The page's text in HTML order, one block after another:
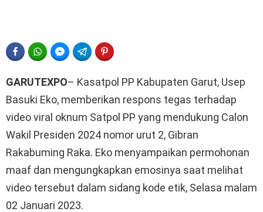
FACEBOOKWHATSAPPFACEBOOK MESSENGER
TELEGRAM
GARUTEXPO– Kasatpol PP Kabupaten Garut, Usep
Basuki Eko, memberikan respons tegas terhadap
video viral oknum Satpol PP yang mendukung Calon
Wakil Presiden 2024 nomor urut 2, Gibran
Rakabuming Raka. Eko menyampaikan permohonan
maaf dan mengungkapkan emosinya saat melihat
video tersebut dalam sidang kode etik, Selasa malam
02 Januari 2023.